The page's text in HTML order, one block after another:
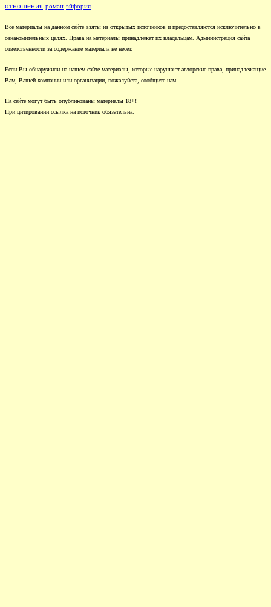
отношения роман эйфория
Все материалы на данном сайте взяты из открытых источников и предоставляются исключительно в
ознакомительных целях. Права на материалы принадлежат их владельцам. Администрация сайта
ответственности за содержание материала не несет.
Если Вы обнаружили на нашем сайте материалы, которые нарушают авторские права, принадлежащие
Вам, Вашей компании или организации, пожалуйста, сообщите нам.
На сайте могут быть опубликованы материалы 18+!
При цитировании ссылка на источник обязательна.